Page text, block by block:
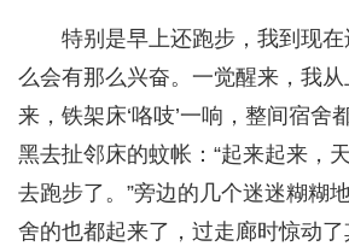
特别是早上还跑步，我到现
么会有那么兴奋。一觉醒来，我
来，铁架床‘咯吱’一响，整间宿舍
黑去扯邻床的蚊帐：“起来起来，
去跑步了。”旁边的几个迷迷糊糊
舍的也都起来了，过走廊时惊动了